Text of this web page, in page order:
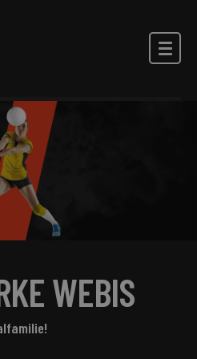
WEBIS